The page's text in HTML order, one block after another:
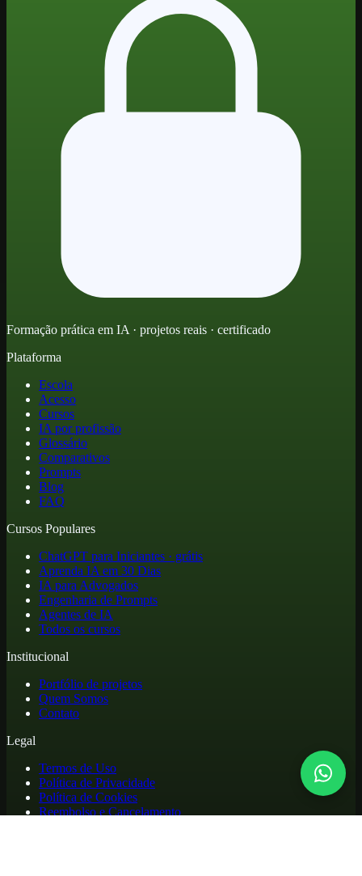
Formação prática em IA · projetos reais · certificado
Plataforma
Escola
Acesso
Cursos
IA por profissão
Glossário
Comparativos
Prompts
Blog
FAQ
Cursos Populares
ChatGPT para Iniciantes · grátis
Aprenda IA em 30 Dias
IA para Advogados
Engenharia de Prompts
Agentes de IA
Todos os cursos
Institucional
Portfólio de projetos
Quem Somos
Contato
Legal
Termos de Uso
Política de Privacidade
Política de Cookies
Reembolso e Cancelamento